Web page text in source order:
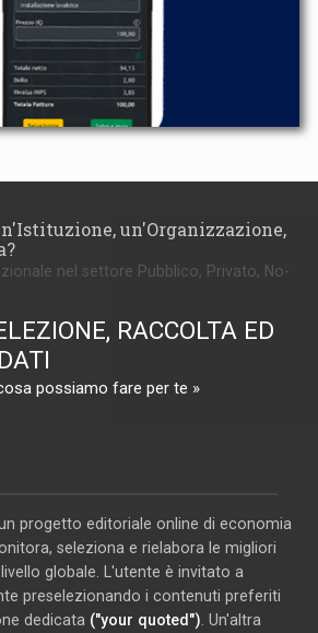
un'Organizzazione,
nel settore Pubblico, Privato, No-
RACCOLTA ED
possiamo fare per te »
progetto editoriale online di economia
seleziona e rielabora le migliori
globale. L'utente è invitato a
preselezionando i contenuti preferiti
dedicata ("your quoted") . Un'altra